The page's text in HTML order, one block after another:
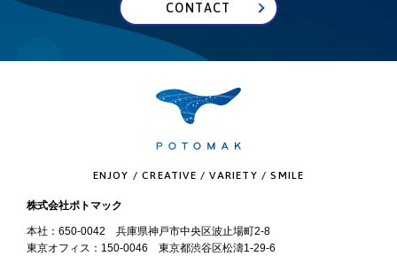
CONTACT
ENJOY / CREATIVE / VARIETY / SMILE
株式会社ポトマック
本社：650-0042 兵庫県神戸市中央区波止場町2-8
東京オフィス：150-0046 東京都渋谷区松濤1-29-6